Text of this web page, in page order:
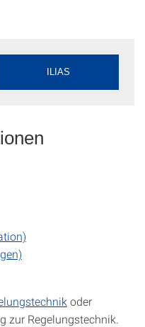
ILIAS
oder
zur Regelungstechnik.